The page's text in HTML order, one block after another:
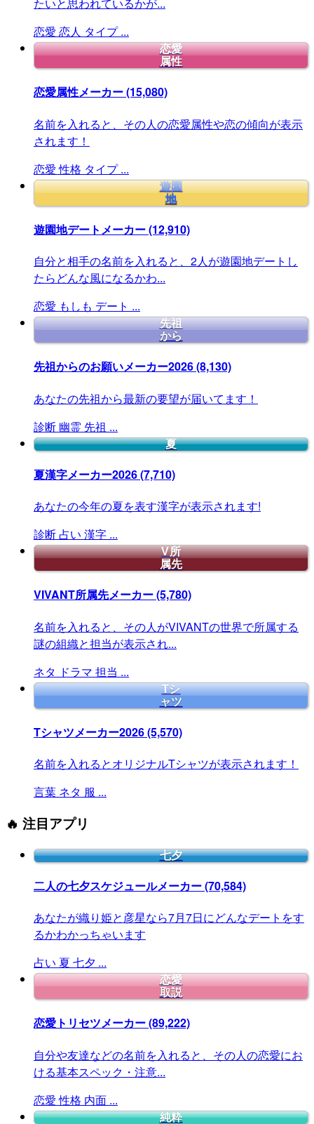
恋愛 恋人 タイプ ...
恋愛
属性
恋愛属性メーカー(15,080)
名前を入れると、その人の恋愛属性や恋の傾向が表示
されます！
恋愛 性格 タイプ ...
遊園
地
遊園地デートメーカー(12,910)
自分と相手の名前を入れると、2人が遊園地デートし
たらどんな風になるかわ...
恋愛 もしも デート ...
先祖
から
先祖からのお願いメーカー2026(8,130)
あなたの先祖から最新の要望が届いてます！
診断 幽霊 先祖 ...
夏
夏漢字メーカー2026(7,710)
あなたの今年の夏を表す漢字が表示されます!
診断 占い 漢字 ...
V所
属先
VIVANT所属先メーカー(5,780)
名前を入れると、その人がVIVANTの世界で所属する
謎の組織と担当が表示され...
ネタ ドラマ 担当 ...
Tシ
ャツ
Tシャツメーカー2026(5,570)
名前を入れるとオリジナルTシャツが表示されます！
言葉 ネタ 服 ...
🔥 注目アプリ
七夕
二人の七夕スケジュールメーカー(70,584)
あなたが織り姫と彦星なら7月7日にどんなデートをす
るかわかっちゃいます
占い 夏 七夕 ...
恋愛
取説
恋愛トリセツメーカー(89,222)
自分や友達などの名前を入れると、その人の恋愛にお
ける基本スペック・注意...
恋愛 性格 内面 ...
純粋